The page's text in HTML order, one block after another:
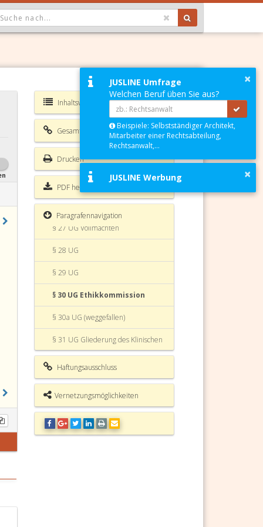
GEWÄHLTER WERT IST ALLE
Inhaltsverzeichnis UG
Gesamte Rechtsvorschrift
Drucken
PDF herunterladen
Paragrafennavigation
§ 23 UG Rektorin oder Rektor
§ 23a UG Findungskommission
§ 23b UG Wiederbestellung der
Rektorin oder des Rektors
§ 24 UG Vizerektorinnen und
Vizerektoren
§ 25 UG
§ 26 UG Forschungsförderung und
Auftragsforschung
§ 27 UG Vollmachten
§ 28 UG
§ 29 UG
§ 30 UG Ethikkommission
§ 30a UG (weggefallen)
§ 31 UG Gliederung des Klinischen
Bereichs
§ 32 UG Leitungsfunktionen im
Klinischen Bereich
§ 33 UG Kostenersatz an den
Krankenanstaltenträger
§ 34 UG Vertreterinnen und
Haftungsausschluss
Vernetzungsmöglichkeiten
×
JUSLINE Umfrage
Welchen Beruf üben Sie aus?
Beispiele: Selbstständiger Architekt,
Mitarbeiter einer Rechtsabteilung,
Rechtsanwalt,...
×
JUSLINE Werbung